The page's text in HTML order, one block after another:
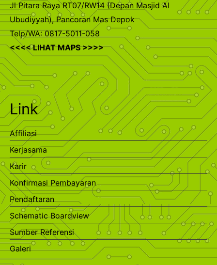
Jl Pitara Raya RT07/RW14 (Depan Masjid Al
Ubudiyyah), Pancoran Mas Depok
Telp/WA: 0817-5011-058
<<<< LIHAT MAPS >>>>
Link
Affiliasi
Kerjasama
Karir
Konfirmasi Pembayaran
Pendaftaran
Schematic Boardview
Sumber Referensi
Galeri